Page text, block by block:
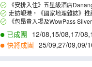
《安排入住》五星級酒店
專享自家製“和平”生啤乙杯。
走訪峴港，《國家地理雜誌》
行山之水山(包乘來回電梯門票登山
《包昂貴入場及WowPass
度假區，到訪斥資20億美金打造的
已成團 12/08,15/08,17/08,
31/08,01/09 ,02/09 ,03/09 ,04/
快將成團 25/09,27/09,09/